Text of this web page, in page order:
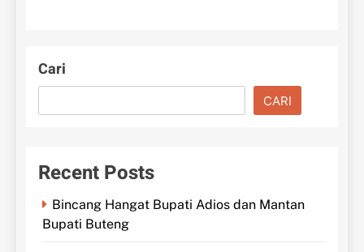
Cari
CARI
Recent Posts
Bincang Hangat Bupati Adios dan Mantan
Bupati Buteng